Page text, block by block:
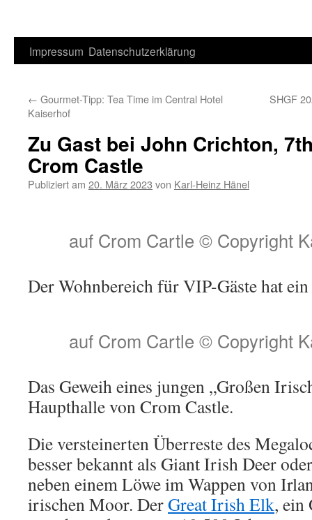
Zum
springen
Impressum Datenschutzerklärung
← Gourmet-Tipp: Tea Time im Central Hotel
Kaiserhof
SHGF
Zu Gast bei John Crichton,
Crom Castle
Publiziert am 20. März 2023 von Karl-Heinz Hänel
auf Crom Cartle © Copyright
Der Wohnbereich für VIP-Gäste hat ein
auf Crom Cartle © Copyright
Das Geweih eines jungen „Großen
Haupthalle von Crom Castle.
Die versteinerten Überreste des
besser bekannt als Giant Irish Deer
neben einem Löwe im Wappen von
irischen Moor. DerGreat Irish Elk, ein